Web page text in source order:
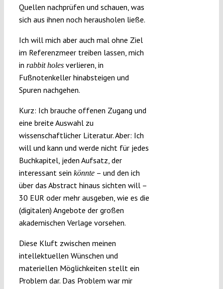
Quellen nachprüfen und schauen, was
sich aus ihnen noch herausholen ließe.
Ich will mich aber auch mal ohne Ziel
im Referenzmeer treiben lassen, mich
in rabbit holesverlieren, in
Fußnotenkeller hinabsteigen und
Spuren nachgehen.
Kurz: Ich brauche offenen Zugang und
eine breite Auswahl zu
wissenschaftlicher Literatur. Aber: Ich
will und kann und werde nicht für jedes
Buchkapitel, jeden Aufsatz, der
interessant sein könnte– und den ich
über das Abstract hinaus sichten will –
30 EUR oder mehr ausgeben, wie es die
(digitalen) Angebote der großen
akademischen Verlage vorsehen.
Diese Kluft zwischen meinen
intellektuellen Wünschen und
materiellen Möglichkeiten stellt ein
Problem dar. Das Problem war mir